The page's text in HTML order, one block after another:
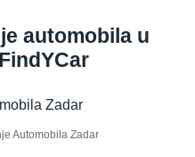
automobila u
Automobila Zadar